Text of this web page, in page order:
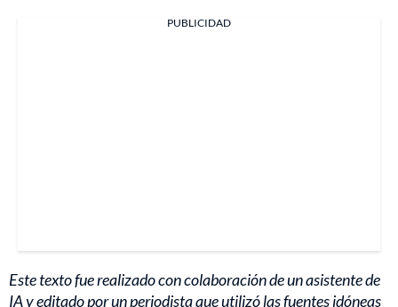
PUBLICIDAD
Este texto fue realizado con colaboración de un asistente de
IA y editado por un periodista que utilizó las fuentes idóneas